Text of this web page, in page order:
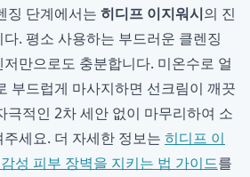
징 단계에서는 히디프 이지워시의 진
. 평소 사용하는 부드러운 클렌징
만으로도 충분합니다. 미온수로 얼
부드럽게 마사지하면 선크림이 깨끗
극적인 2차 세안 없이 마무리하여 소
세요. 더 자세한 정보는 히디프 이
성 피부 장벽을 지키는 법 가이드를